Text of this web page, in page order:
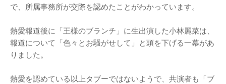
で、所属事務所が交際を認めたことがわかっています。
熱愛報道後に「王様のブランチ」に生出演した小林麗菜は、
報道について「色々とお騒がせして」と頭を下げる一幕があ
りました。
熱愛を認めている以上タブーではないようで、共演者も「ブ